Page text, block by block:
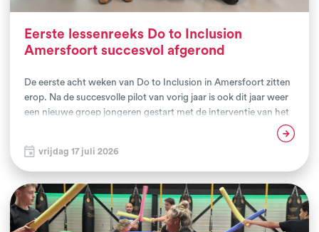
Eerste lessenreeks Do to Inclusion
Amersfoort succesvol afgerond
De eerste acht weken van Do to Inclusion in Amersfoort zitten
erop. Na de succesvolle pilot van vorig jaar is ook dit jaar weer
een nieuwe groep jongeren gestart met de interventie van het
NIVM. De deelnemers volgen het programma als onderdeel
voorbereiden op een succesvolle doorstroom naar het mbo.
Het traject wordt uitgevoerd in samenwerking met
Integratiewerk en de Tussenvoorziening.
vrijdag 17 juli 2026